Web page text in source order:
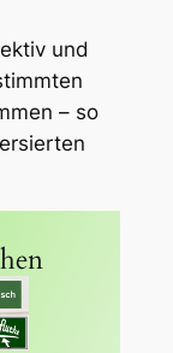
und
– so